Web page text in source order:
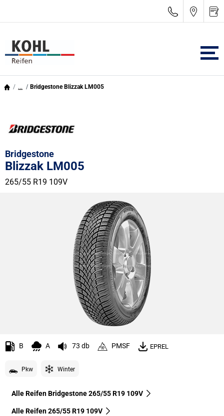
... Bridgestone Blizzak LM005
Bridgestone
Blizzak LM005
265/55 R19 109V
B A 73 db PMSF EPREL
Pkw Winter
Alle Reifen Bridgestone 265/55 R19 109V
Alle Reifen‎ 265/55 R19 109V